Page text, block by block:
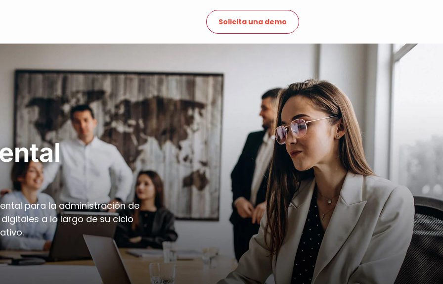
Solicita una demo
para la administración de
a lo largo de su ciclo